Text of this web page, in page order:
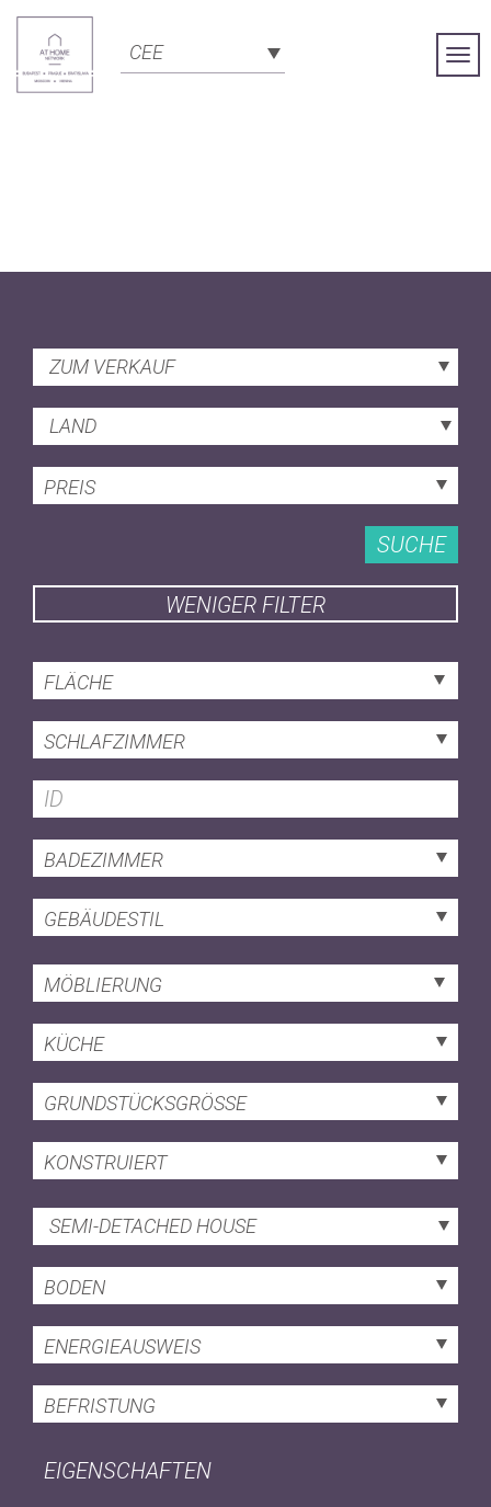
CEE
ZUM VERKAUF
LAND
PREIS
SUCHE
WENIGER FILTER
FLÄCHE
SCHLAFZIMMER
BADEZIMMER
GEBÄUDESTIL
MÖBLIERUNG
KÜCHE
GRUNDSTÜCKSGRÖSSE
KONSTRUIERT
SEMI-DETACHED HOUSE
BODEN
ENERGIEAUSWEIS
BEFRISTUNG
EIGENSCHAFTEN